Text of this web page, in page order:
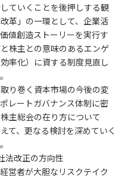
ていくことを後押しする観
革」の一環として、企業活
値創造ストーリーを実行す
株主との意味のあるエンゲ
率化）に資する制度見直し
り巻く資本市場の今後の変
レートガバナンス体制に密
主総会の在り方について
て、更なる検討を深めていく
法改正の方向性
営者が大胆なリスクテイク